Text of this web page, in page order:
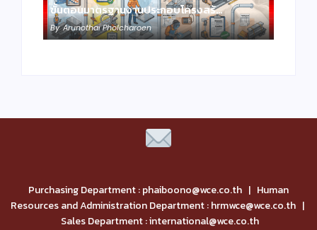
ขั้นตอนมาตรฐานงานประกอบโครงสร้…
By Arunothai Pholcharoen
Purchasing Department : phaiboono@wce.co.th | Human
Resources and Administration Department : hrmwce@wce.co.th |
Sales Department : international@wce.co.th